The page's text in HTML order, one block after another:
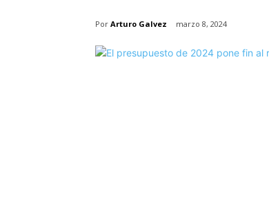
Por Arturo Galvez marzo 8, 2024